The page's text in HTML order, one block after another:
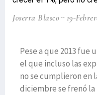
Joserra Blasco 19-
Pese a que 2013 fue
el que incluso las
no se cumplieron en
diciembre se frenó